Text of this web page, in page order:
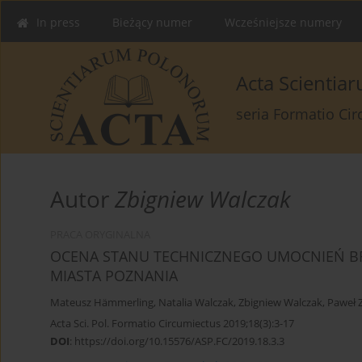
In press Bieżący numer Wcześniejsze numery
Acta
seria Formatio
AutorZbigniew Walczak
OCENA STANU TECHNICZNEGO UMOCNIEŃ
MIASTA POZNANIA
Mateusz Hämmerling, Natalia Walczak, Zbigniew Walczak, Paweł
Acta Sci. Pol. Formatio Circumiectus 2019;18(3):3-17
DOI: https://doi.org/10.15576/ASP.FC/2019.18.3.3